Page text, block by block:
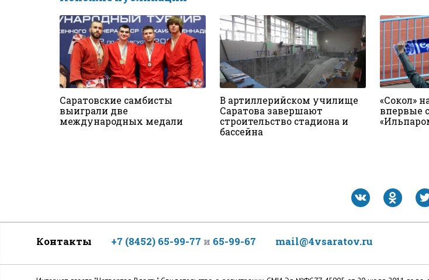
Саратовские самбисты
выиграли две
международных медали
В артиллерийском училище
Саратова завершают
строительство стадиона и
бассейна
«Сокол»
впервые
Контакты +7 (8452) 65-99-77 и 65-99-67 mail@4vsaratov.ru